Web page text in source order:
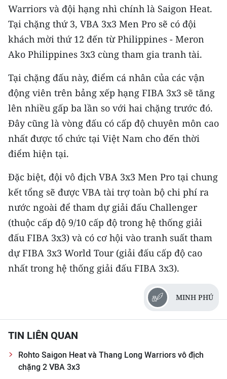
CHUYÊN ĐỀ
CÁC CHUYÊN TRANG
VỀ BÁO NHÂN DÂN
THỜI NAY
NHÂN DÂN CUỐI TUẦN
NHÂN DÂN HẰNG THÁNG
MUA BÁO
ĐỌC BÁO IN
ENGLISH
中文
ESPAÑOL
한국어
Warriors và đội hạng nhì chính là Saigon Heat.
Tại chặng thứ 3, VBA 3x3 Men Pro sẽ có đội
khách mời thứ 12 đến từ Philippines - Meron
Ako Philippines 3x3 cùng tham gia tranh tài.
Tại chặng đấu này, điểm cá nhân của các vận
động viên trên bảng xếp hạng FIBA 3x3 sẽ tăng
lên nhiều gấp ba lần so với hai chặng trước đó.
Đây cũng là vòng đấu có cấp độ chuyên môn cao
nhất được tổ chức tại Việt Nam cho đến thời
điểm hiện tại.
Đặc biệt, đội vô địch VBA 3x3 Men Pro tại chung
kết tổng sẽ được VBA tài trợ toàn bộ chi phí ra
nước ngoài để tham dự giải đấu Challenger
(thuộc cấp độ 9/10 cấp độ trong hệ thống giải
đấu FIBA 3x3) và có cơ hội vào tranh suất tham
dự FIBA 3x3 World Tour (giải đấu cấp độ cao
nhất trong hệ thống giải đấu FIBA 3x3).
MINH PHÚ
TIN LIÊN QUAN
Rohto Saigon Heat và Thang Long Warriors vô địch
chặng 2 VBA 3x3